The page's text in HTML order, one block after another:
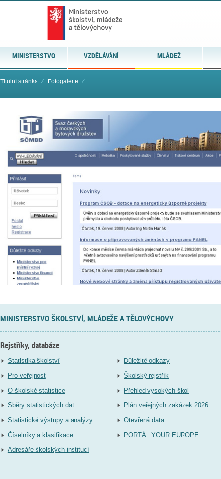
MINISTERSTVO VZDĚLÁVÁNÍ MLÁDEŽ
Titulní stránka ⁄ Fotogalerie ⁄
MINISTERSTVO ŠKOLSTVÍ, MLÁDEŽE A TĚLOVÝCHOVY
Rejstříky, databáze
Statistika školství
Pro veřejnost
O školské statistice
Sběry statistických dat
Statistické výstupy a analýzy
Číselníky a klasifikace
Adresáře školských institucí
Důležité odkazy
Školský rejstřík
Přehled vysokých škol
Plán veřejných zakázek 2026
Otevřená data
PORTÁL YOUR EUROPE